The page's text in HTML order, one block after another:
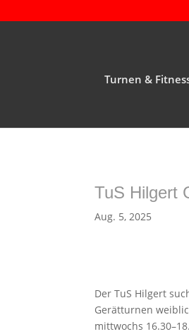
Turnen &
TuS Hilgert
Aug. 5, 2025
Der TuS Hilgert
Gerätturnen
mittwochs